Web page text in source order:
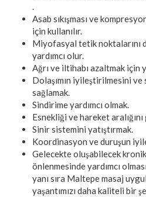
.
Asab sıkışması ve
için kullanılır.
Miyofasyal tetik noktalarını
yardımcı olur.
Ağrı ve iltihabı azaltmak için
Dolaşımın iyileştirilmesini
sağlamak.
Sindirime yardımcı olmak.
Esnekliği ve hareket
Sinir sistemini yatıştırmak.
Koordinasyon ve duruşun
Gelecekte oluşabilecek kronik
önlenmesinde yardımcı
yanı sıra Maltepe masaj
yaşantımızı daha kaliteli bir